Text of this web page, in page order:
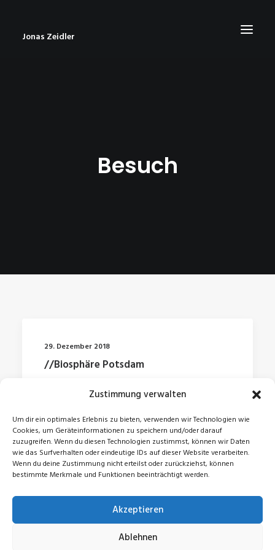
Zustimmung verwalten
Um dir ein optimales Erlebnis zu bieten, verwenden wir Technologien wie
Cookies, um Geräteinformationen zu speichern und/oder darauf
zuzugreifen. Wenn du diesen Technologien zustimmst, können wir Daten
wie das Surfverhalten oder eindeutige IDs auf dieser Website verarbeiten.
Wenn du deine Zustimmung nicht erteilst oder zurückziehst, können
bestimmte Merkmale und Funktionen beeinträchtigt werden.
Akzeptieren
Ablehnen
Jonas Zeidler
Besuch
29. Dezember 2018
//Biosphäre Potsdam
© 2026 Jonas Zeidler. All rights reserved